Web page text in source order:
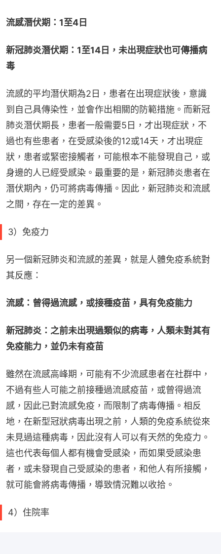
流感潛伏期：1至4日
新冠肺炎潛伏期：1至14日，未出現症狀也可傳播病
毒
流感的平均潛伏期為2日，患者在出現症狀後，意識
到自己具傳染性，並會作出相關的防範措施。而新冠
肺炎潛伏期長，患者一般需要5日，才出現症狀，不
過也有些患者，在受感染後的12或14天，才出現症
狀，患者或緊密接觸者，可能根本不能發現自己，或
身邊的人已經受感染。最重要的是，新冠肺炎患者在
潛伏期內，仍可將病毒傳播。因此，新冠肺炎和流感
之間，存在一定的差異。
3）免疫力
另一個新冠肺炎和流感的差異，就是人體免疫系統對
其反應：
流感：曾得過流感，或接種疫苗，具有免疫能力
新冠肺炎：之前未出現過類似的病毒，人類未對其有
免疫能力，並仍未有疫苗
雖然在流感高峰期，可能有不少流感患者在社群中，
不過有些人可能之前接種過流感疫苗，或曾得過流
感，因此已對流感免疫，而限制了病毒傳播。相反
地，在新型冠狀病毒出現之前，人類的免疫系統從來
未見過這種病毒，因此沒有人可以有天然的免疫力。
這也代表每個人都有機會受感染，而如果受感染患
者，或未發現自己受感染的患者，和他人有所接觸，
就可能會將病毒傳播，導致情況難以收拾。
4）住院率